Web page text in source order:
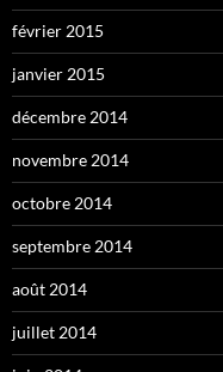
février 2015
janvier 2015
décembre 2014
novembre 2014
octobre 2014
septembre 2014
août 2014
juillet 2014